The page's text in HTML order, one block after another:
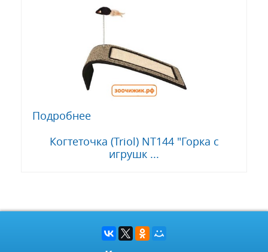
Подробнее
Когтеточка (Triol) NT144 "Горка с
игрушк ...